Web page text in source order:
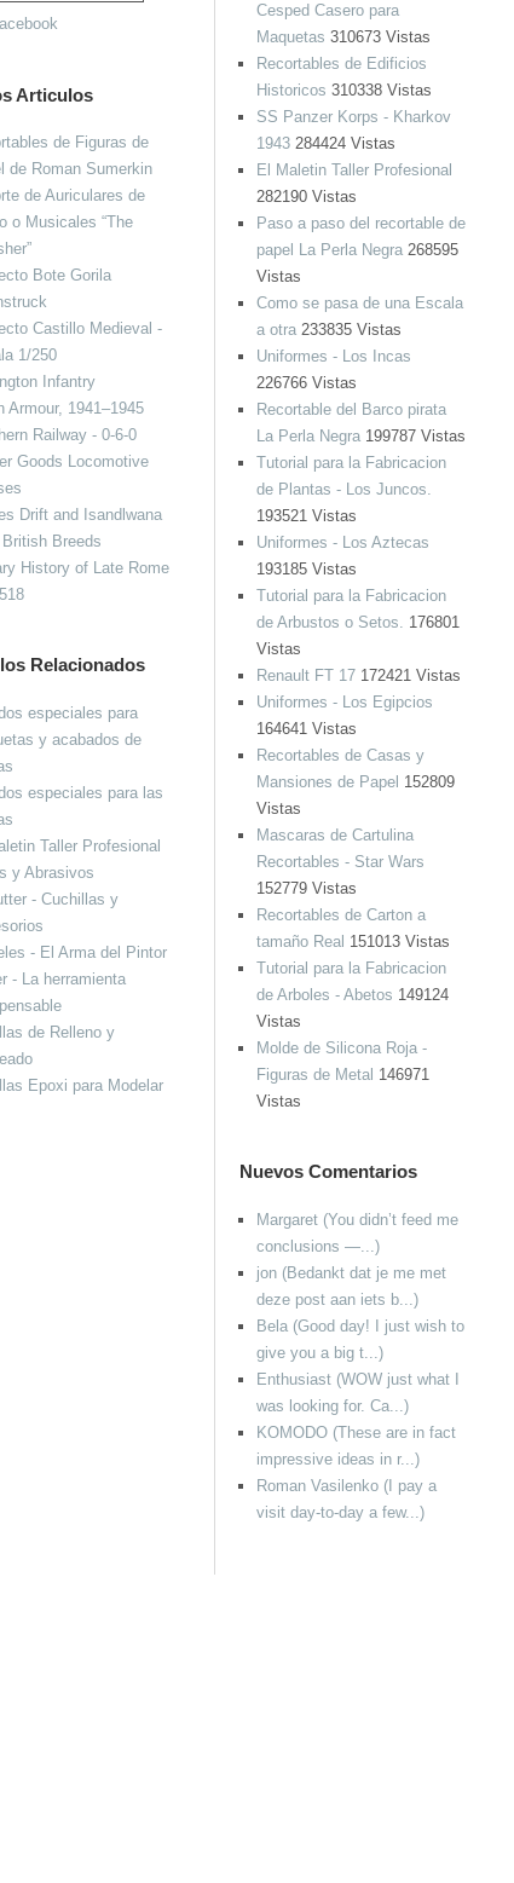
Cesped Casero para
Maquetas 310673 Vistas
Recortables de Edificios
Historicos 310338 Vistas
SS Panzer Korps - Kharkov
1943284424 Vistas
El Maletin Taller Profesional
282190 Vistas
Paso a paso del recortable de
papel La Perla Negra268595
Vistas
Como se pasa de una Escala
a otra233835 Vistas
Uniformes - Los Incas
226766 Vistas
Recortable del Barco pirata
La Perla Negra199787 Vistas
Tutorial para la Fabricacion
de Plantas - Los Juncos.
193521 Vistas
Uniformes - Los Aztecas
193185 Vistas
Tutorial para la Fabricacion
de Arbustos o Setos. 176801
Vistas
Renault FT 17172421 Vistas
Uniformes - Los Egipcios
164641 Vistas
Recortables de Casas y
Mansiones de Papel 152809
Vistas
Mascaras de Cartulina
Recortables - Star Wars
152779 Vistas
Recortables de Carton a
tamaño Real 151013 Vistas
Tutorial para la Fabricacion
de Arboles - Abetos 149124
Vistas
Molde de Silicona Roja -
Figuras de Metal 146971
Vistas
Nuevos Comentarios
Margaret (You didn’t feed me
conclusions —...)
jon (Bedankt dat je me met
deze post aan iets b...)
Bela (Good day! I just wish to
give you a big t...)
Enthusiast (WOW just what I
was looking for. Ca...)
KOMODO (These are in fact
impressive ideas in r...)
Roman Vasilenko (I pay a
visit day-to-day a few...)
Articulos
de Figuras de
de Roman Sumerkin
de Auriculares de
o Musicales “The
Bote Gorila
Castillo Medieval -
1/250
Infantry
Armour, 1941–1945
Railway - 0-6-0
Goods Locomotive
Drift and Isandlwana
British Breeds
History of Late Rome
Relacionados
especiales para
y acabados de
especiales para las
Taller Profesional
y Abrasivos
- Cuchillas y
- El Arma del Pintor
- La herramienta
de Relleno y
Epoxi para Modelar